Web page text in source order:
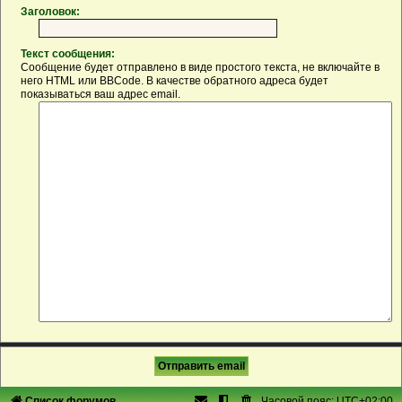
Заголовок:
Текст сообщения:
Сообщение будет отправлено в виде простого текста, не включайте в
него HTML или BBCode. В качестве обратного адреса будет
показываться ваш адрес email.